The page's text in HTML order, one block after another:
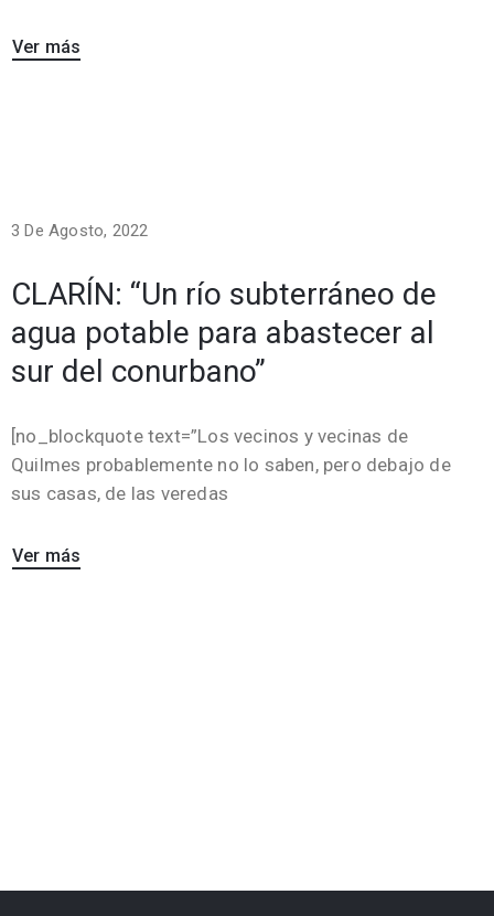
Ver más
3 De Agosto, 2022
CLARÍN: “Un río subterráneo de
agua potable para abastecer al
sur del conurbano”
[no_blockquote text=”Los vecinos y vecinas de
Quilmes probablemente no lo saben, pero debajo de
sus casas, de las veredas
Ver más